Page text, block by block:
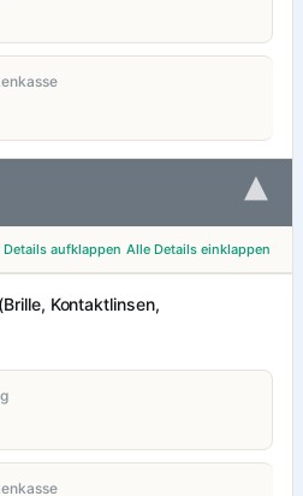
▾
Details aufklappen Alle Details einklappen
Kontaktlinsen,